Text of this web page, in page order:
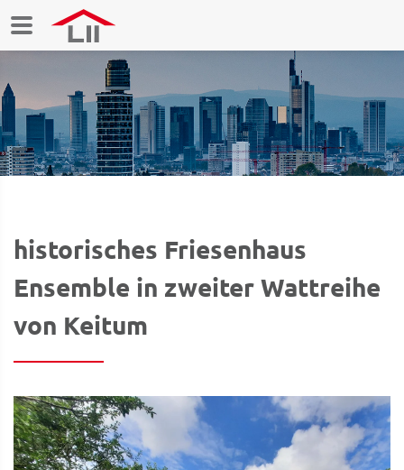
historisches Friesenhaus
Ensemble in zweiter Wattreihe
von Keitum